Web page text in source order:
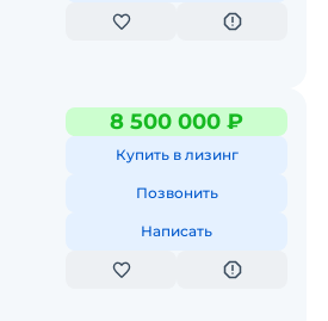
8 500 000 ₽
Купить в лизинг
Позвонить
Написать